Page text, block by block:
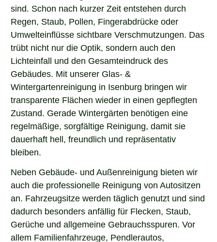
sind. Schon nach kurzer Zeit entstehen durch
Regen, Staub, Pollen, Fingerabdrücke oder
Umwelteinflüsse sichtbare Verschmutzungen. Das
trübt nicht nur die Optik, sondern auch den
Lichteinfall und den Gesamteindruck des
Gebäudes. Mit unserer Glas- &
Wintergartenreinigung in Isenburg bringen wir
transparente Flächen wieder in einen gepflegten
Zustand. Gerade Wintergärten benötigen eine
regelmäßige, sorgfältige Reinigung, damit sie
dauerhaft hell, freundlich und repräsentativ
bleiben.
Neben Gebäude- und Außenreinigung bieten wir
auch die professionelle Reinigung von Autositzen
an. Fahrzeugsitze werden täglich genutzt und sind
dadurch besonders anfällig für Flecken, Staub,
Gerüche und allgemeine Gebrauchsspuren. Vor
allem Familienfahrzeuge, Pendlerautos,